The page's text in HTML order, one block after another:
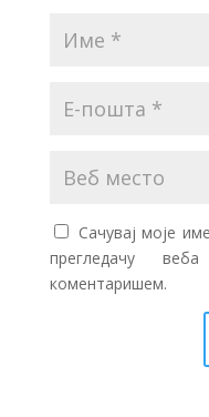
Сачувај моје
прегледачу
коментаришем.